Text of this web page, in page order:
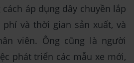
áp dụng dây chuyền lắp
và thời gian sản xuất, và
viên. Ông cũng là người
phát triển các mẫu xe mới,